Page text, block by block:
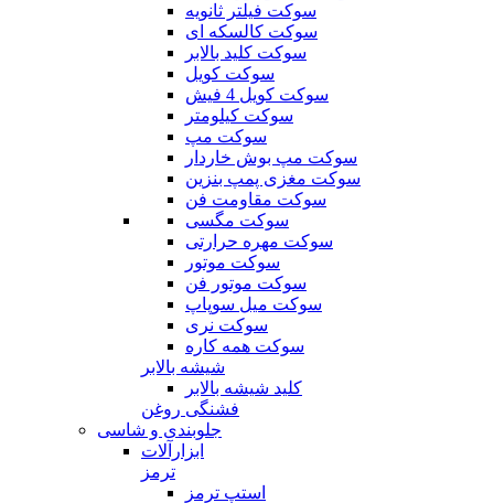
سوکت فیلتر ثانویه
سوکت کالسکه ای
سوکت کلید بالابر
سوکت کویل
سوکت کویل 4 فیش
سوکت کیلومتر
سوکت مپ
سوکت مپ بوش خاردار
سوکت مغزی پمپ بنزین
سوکت مقاومت فن
سوکت مگسی
سوکت مهره حرارتی
سوکت موتور
سوکت موتور فن
سوکت میل سوپاپ
سوکت نری
سوکت همه کاره
شیشه بالابر
کلید شیشه بالابر
فشنگی روغن
جلوبندی و شاسی
ابزارآلات
ترمز
استپ ترمز